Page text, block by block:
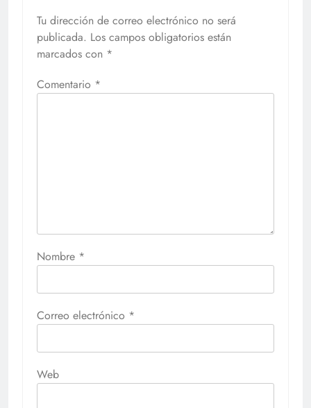
Tu dirección de correo electrónico no será
publicada. Los campos obligatorios están
marcados con *
Comentario *
Nombre *
Correo electrónico *
Web